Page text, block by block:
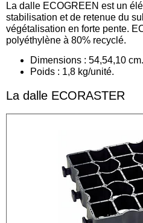
La dalle ECOGREEN est un
stabilisation et de retenue du
végétalisation en forte pente.
polyéthylène à 80% recyclé.
Dimensions : 54,54,10 cm.
Poids : 1,8 kg/unité.
La dalle ECORASTER